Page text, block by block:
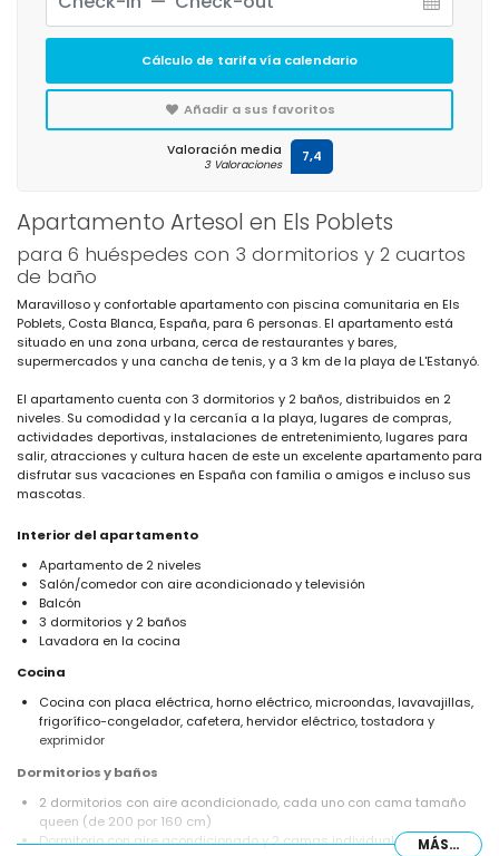
Apartamento Artesol en Els Poblets
para 6 huéspedes con 3 dormitorios y 2 cuartos
de baño
Maravilloso y confortable apartamento con piscina comunitaria en Els
Poblets, Costa Blanca, España, para 6 personas. El apartamento está
situado en una zona urbana, cerca de restaurantes y bares,
supermercados y una cancha de tenis, y a 3 km de la playa de L'Estanyó.
El apartamento cuenta con 3 dormitorios y 2 baños, distribuidos en 2
niveles. Su comodidad y la cercanía a la playa, lugares de compras,
actividades deportivas, instalaciones de entretenimiento, lugares para
salir, atracciones y cultura hacen de este un excelente apartamento para
disfrutar sus vacaciones en España con familia o amigos e incluso sus
mascotas.
Interior del apartamento
Apartamento de 2 niveles
Salón/comedor con aire acondicionado y televisión
Balcón
3 dormitorios y 2 baños
Lavadora en la cocina
Cocina
Cocina con placa eléctrica, horno eléctrico, microondas, lavavajillas,
frigorífico-congelador, cafetera, hervidor eléctrico, tostadora y
exprimidor
Dormitorios y baños
2 dormitorios con aire acondicionado, cada uno con cama tamaño
queen (de 200 por 160 cm)
Dormitorio con aire acondicionado y 2 camas individuales (de 200
MÁS...
Cálculo de tarifa vía calendario
Añadir a sus favoritos
Valoración media
3 Valoraciones 7,4